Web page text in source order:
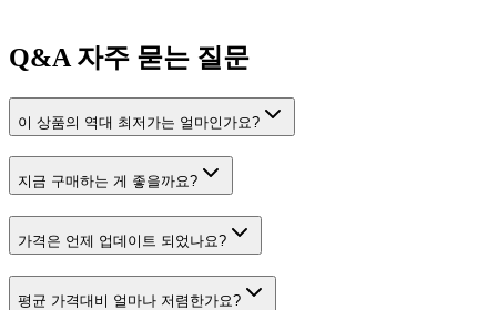
Q&A 자주 묻는 질문
이 상품의 역대 최저가는 얼마인가요?
지금 구매하는 게 좋을까요?
가격은 언제 업데이트 되었나요?
평균 가격대비 얼마나 저렴한가요?